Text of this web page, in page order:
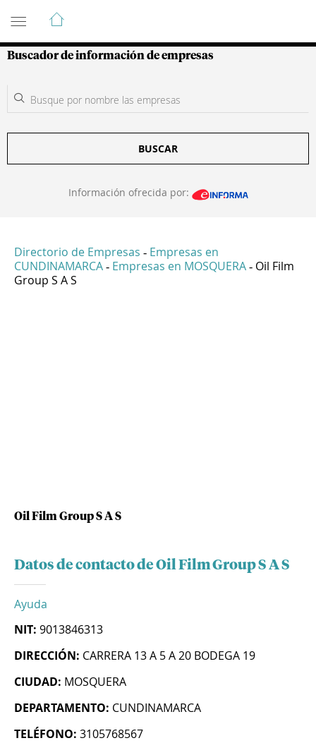
Guía de Empresas Colombianas
Buscador de información de empresas
BUSCAR
Información ofrecida por:
Directorio de Empresas - Empresas en
CUNDINAMARCA - Empresas en MOSQUERA - Oil Film
Group S A S
Oil Film Group S A S
Datos de contacto de Oil Film Group S A S
Ayuda
NIT: 9013846313
DIRECCIÓN: CARRERA 13 A 5 A 20 BODEGA 19
CIUDAD: MOSQUERA
DEPARTAMENTO: CUNDINAMARCA
TELÉFONO: 3105768567